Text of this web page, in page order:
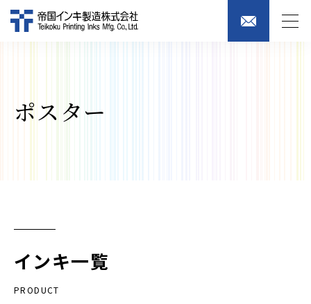
ポスター
インキ一覧
PRODUCT